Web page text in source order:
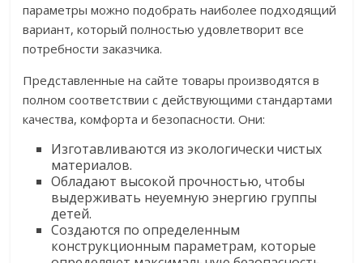
параметры можно подобрать наиболее подходящий
вариант, который полностью удовлетворит все
потребности заказчика.
Представленные на сайте товары производятся в
полном соответствии с действующими стандартами
качества, комфорта и безопасности. Они:
Изготавливаются из экологически чистых
материалов.
Обладают высокой прочностью, чтобы
выдерживать неуемную энергию группы
детей.
Создаются по определенным
конструкционным параметрам, которые